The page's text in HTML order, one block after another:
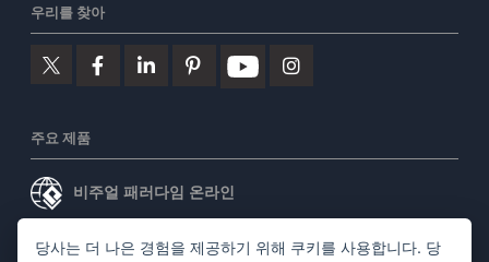
우리를 찾아
주요 제품
비주얼 패러다임 온라인
비주얼 패러다임 데스크톱
당사는 더 나은 경험을 제공하기 위해 쿠키를 사용합니다. 당